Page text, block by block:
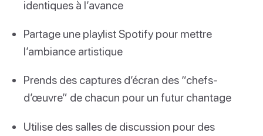
identiques à l’avance
Partage une playlist Spotify pour mettre
l’ambiance artistique
Prends des captures d’écran des “chefs-
d’œuvre” de chacun pour un futur chantage
Utilise des salles de discussion pour des